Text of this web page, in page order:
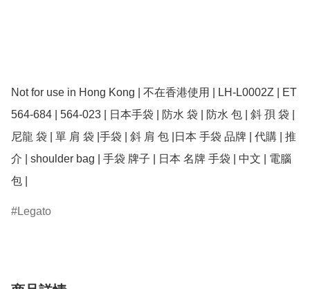
Not for use in Hong Kong | 不在香港使用 | LH-L0002Z | ET
564-684 | 564-023 | 日本手袋 | 防水 袋 | 防水 包 | 斜 孭 袋 |
尼龍 袋 | 單 肩 袋 |手袋 | 斜 肩 包 |日本 手袋 品牌 | 代購 | 推
介 | shoulder bag | 手袋 牌子 | 日本 名牌 手袋 | 中文 | 電腦
包 |
Legato